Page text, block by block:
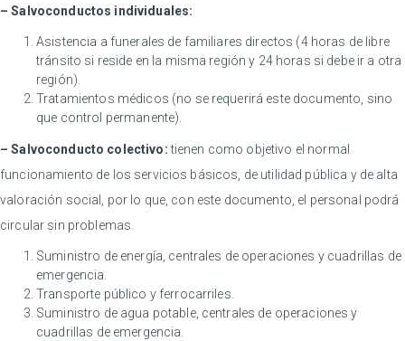
– Salvoconductos individuales:
Asistencia a funerales de familiares directos (4 horas de libre
tránsito si reside en la misma región y 24 horas si debe ir a otra
región).
Tratamientos médicos (no se requerirá este documento, sino
que control permanente).
– Salvoconducto colectivo:tienen como objetivo el normal
funcionamiento de los servicios básicos, de utilidad pública y de alta
valoración social, por lo que, con este documento, el personal podrá
circular sin problemas.
Suministro de energía, centrales de operaciones y cuadrillas de
emergencia.
Transporte público y ferrocarriles.
Suministro de agua potable, centrales de operaciones y
cuadrillas de emergencia.